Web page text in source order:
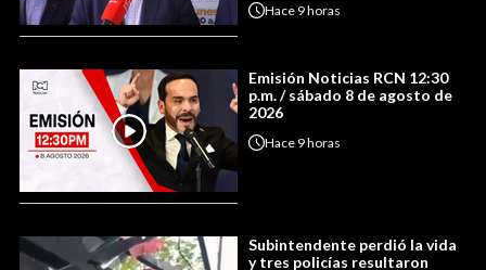
Hace 9 horas
Emisión Noticias RCN 12:30
p.m. / sábado 8 de agosto de
2026
Hace 9 horas
Subintendente perdió la vida
y tres policías resultaron